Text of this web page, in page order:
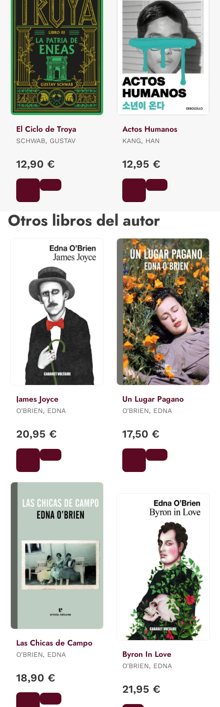
El Ciclo de Troya
SCHWAB, GUSTAV
12,90 €
Actos Humanos
KANG, HAN
12,95 €
Otros libros del autor
James Joyce
O'BRIEN, EDNA
20,95 €
Un Lugar Pagano
O'BRIEN, EDNA
17,50 €
Las Chicas de Campo
O'BRIEN, EDNA
18,90 €
Byron In Love
O'BRIEN, EDNA
21,95 €